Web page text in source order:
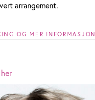
arrangement.
OG MER INFORMASJON